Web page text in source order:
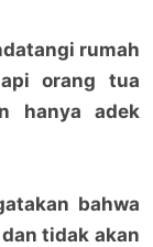
rumah
orang tua
hanya adek
bahwa
tidak akan